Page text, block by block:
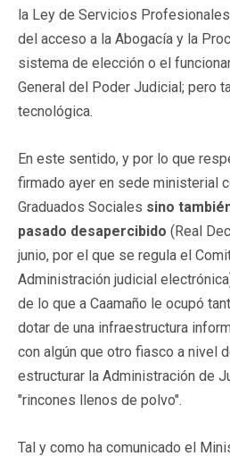
la Ley de Servicios
del acceso a la Abogacía y la
sistema de elección o el
General del Poder Judicial; pero
tecnológica.
En este sentido, y por lo que
firmado ayer en sede ministerial
Graduados Sociales sino
pasado desapercibido (Real
junio, por el que se regula el
Administración judicial
de lo que a Caamaño le ocupó
dotar de una infraestructura
con algún que otro fiasco a nivel
estructurar la Administración de
"rincones llenos de polvo".
Tal y como ha comunicado el